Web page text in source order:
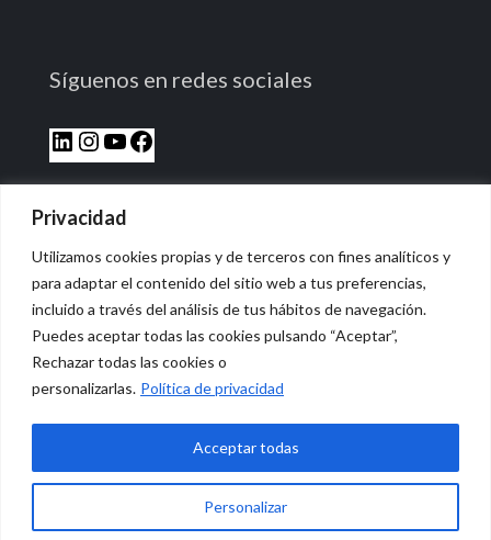
Privacidad
Utilizamos cookies propias y de terceros con fines analíticos y
para adaptar el contenido del sitio web a tus preferencias,
incluido a través del análisis de tus hábitos de navegación.
Puedes aceptar todas las cookies pulsando “Aceptar”,
Rechazar todas las cookies o
personalizarlas. Política de privacidad
Personalizar
Acceptar todas
Síguenos en redes sociales
© 2026 Vidasana | All Rights Reserved
Aviso legal
Política de privacidad
Política de devolución monetaria